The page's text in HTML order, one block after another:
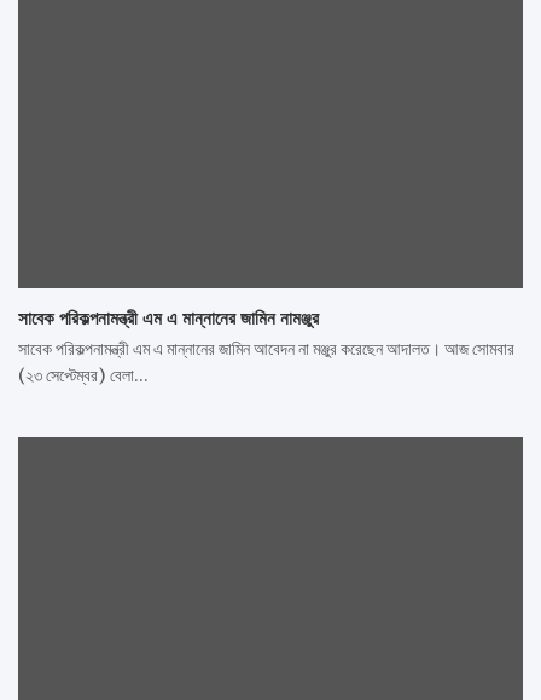
সাবেক পরিকল্পনামন্ত্রী এম এ মান্নানের জামিন নামঞ্জুর
সাবেক পরিকল্পনামন্ত্রী এম এ মান্নানের জামিন আবেদন না মঞ্জুর করেছেন আদালত। আজ সোমবার
(২৩ সেপ্টেম্বর) বেলা…